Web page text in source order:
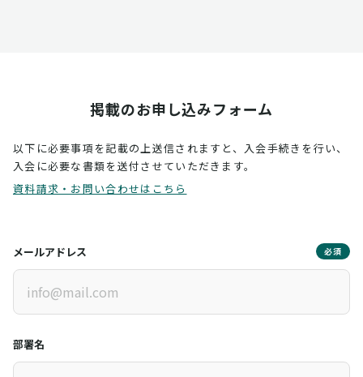
掲載のお申し込みフォーム
以下に必要事項を記載の上送信されますと、入会手続きを行い、
入会に必要な書類を送付させていただきます。
資料請求・お問い合わせはこちら
メールアドレス 必須
部署名